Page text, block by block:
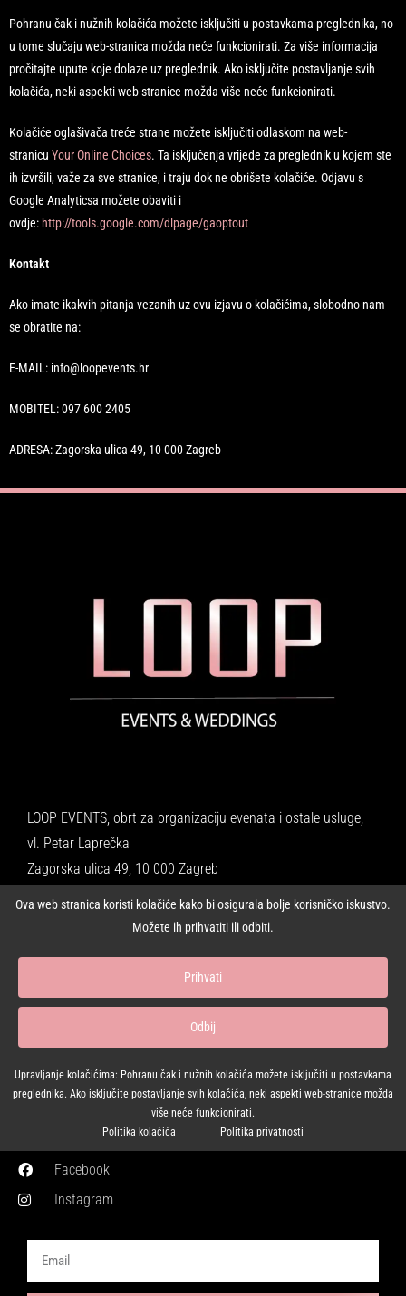
Pohranu čak i nužnih kolačića možete isključiti u postavkama preglednika, no
u tome slučaju web-stranica možda neće funkcionirati. Za više informacija
pročitajte upute koje dolaze uz preglednik. Ako isključite postavljanje svih
kolačića, neki aspekti web-stranice možda više neće funkcionirati.
Kolačiće oglašivača treće strane možete isključiti odlaskom na web-
stranicu Your Online Choices. Ta isključenja vrijede za preglednik u kojem ste
ih izvršili, važe za sve stranice, i traju dok ne obrišete kolačiće. Odjavu s
Google Analyticsa možete obaviti i
ovdje: http://tools.google.com/dlpage/gaoptout
Kontakt
Ako imate ikakvih pitanja vezanih uz ovu izjavu o kolačićima, slobodno nam
se obratite na:
E-MAIL: info@loopevents.hr
MOBITEL: 097 600 2405
ADRESA: Zagorska ulica 49, 10 000 Zagreb
LOOP EVENTS, obrt za organizaciju evenata i ostale usluge,
vl. Petar Laprečka
Zagorska ulica 49, 10 000 Zagreb
IBAN: HR7024840081135387193
EMAIL: info@loopevents.hr
PRATITE NAS:
Facebook
Instagram
Ova web stranica koristi kolačiće kako bi osigurala bolje korisničko iskustvo.
Možete ih prihvatiti ili odbiti.
Prihvati
Odbij
Upravljanje kolačićima: Pohranu čak i nužnih kolačića možete isključiti u postavkama
preglednika. Ako isključite postavljanje svih kolačića, neki aspekti web-stranice možda
više neće funkcionirati.
Politika kolačića
| Politika privatnosti